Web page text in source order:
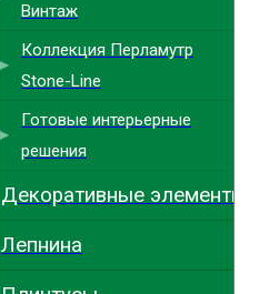
Винтаж
Коллекция Перламутр
Stone-Line
Готовые интерьерные
решения
Декоративные элементы
Лепнина